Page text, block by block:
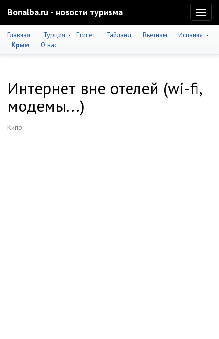
Bonalba.ru - новости туризма
Главная · Турция · Египет· Тайланд · Вьетнам · Испания ·
Крым · О нас ·
Интернет вне отелей (wi-fi,
модемы...)
Кипр